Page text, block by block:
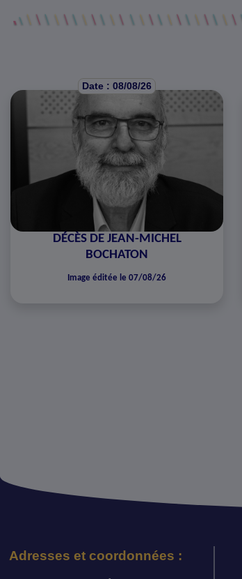
Date : 08/08/26
DÉCÈS DE JEAN-MICHEL
BOCHATON
Image éditée le 07/08/26
Adresses et coordonnées :